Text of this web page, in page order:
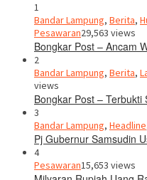
1
Bandar Lampung, Berita,
Pesawaran29,563 views
Bongkar Post – Ancam
2
Bandar Lampung, Berita,
views
Bongkar Post –
3
Bandar Lampung, Headline
Pj Gubernur Samsudin
4
Pesawaran15,653 views